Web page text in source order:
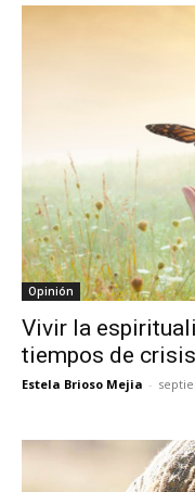
Opinión
Vivir la
tiempos de crisis
Estela Brioso Mejia -